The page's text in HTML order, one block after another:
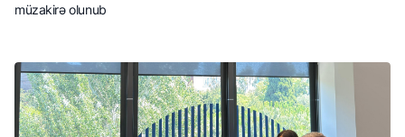
müzakirə olunub